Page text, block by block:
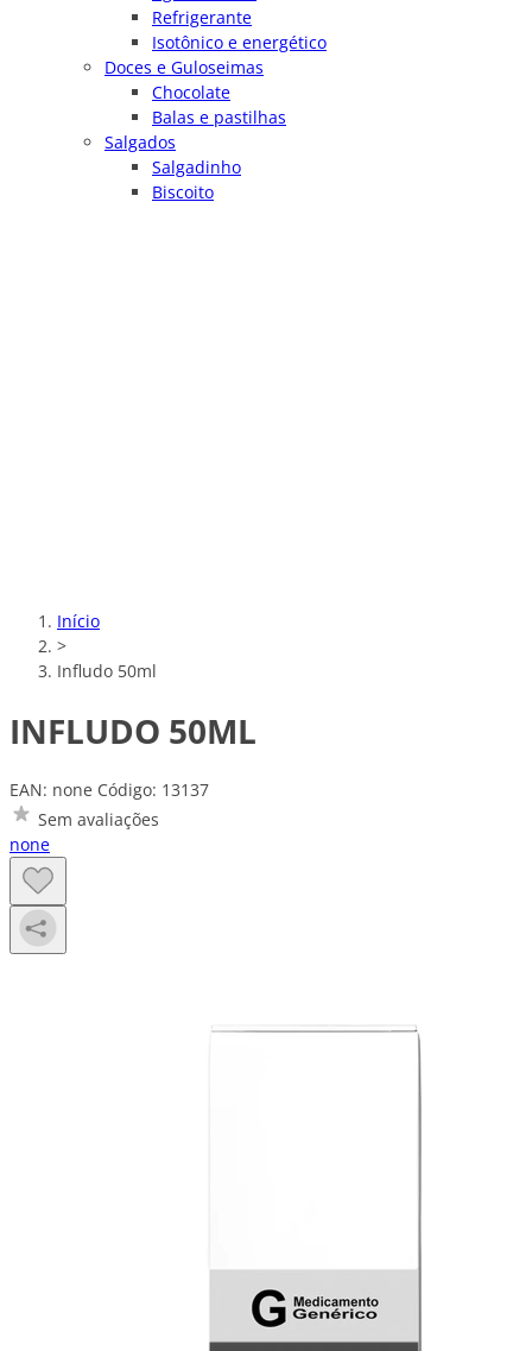
Refrigerante
Isotônico e energético
Doces e Guloseimas
Chocolate
Balas e pastilhas
Salgados
Salgadinho
Biscoito
Início
>
Infludo 50ml
INFLUDO 50ML
EAN: none Código: 13137
Sem avaliações
none